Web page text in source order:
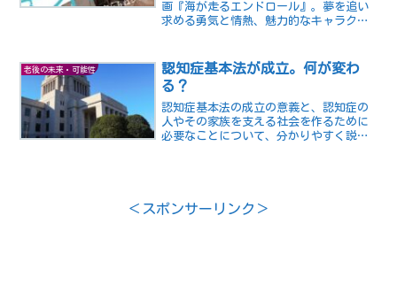
画『海が走るエンドロール』。夢を追い
求める勇気と情熱、魅力的なキャラクタ
を与える作品です
老後の未来・可能性
認知症基本法が成立。何が変わ
る？
認知症基本法の成立の意義と、認知症の
人やその家族を支える社会を作るために
必要なことについて、分かりやすく説明
＜スポンサーリンク＞